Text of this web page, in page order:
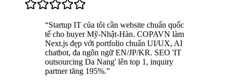
“Startup IT của tôi cần website chuẩn quốc
tế cho buyer Mỹ-Nhật-Hàn. COPAVN làm
Next.js đẹp với portfolio chuẩn UI/UX, AI
chatbot, đa ngôn ngữ EN/JP/KR. SEO 'IT
outsourcing Da Nang' lên top 1, inquiry
partner tăng 195%.”